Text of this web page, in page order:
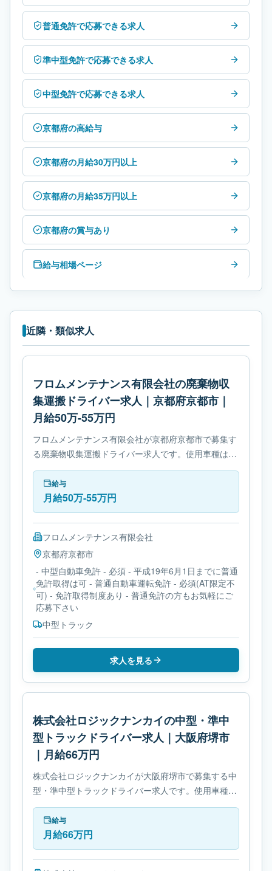
普通免許で応募できる求人
準中型免許で応募できる求人
中型免許で応募できる求人
京都府の高給与
京都府の月給30万円以上
京都府の月給35万円以上
京都府の賞与あり
給与相場ページ
近隣・類似求人
フロムメンテナンス有限会社の廃棄物収
集運搬ドライバー求人｜京都府京都市｜
月給50万-55万円
フロムメンテナンス有限会社が京都府京都市で募集す
る廃棄物収集運搬ドライバー求人です。使用車種は中
型トラックです。勤務時間は- 休憩時間: 60分です。
必要免許は- 中型自動車免許です。
給与
月給50万-55万円
フロムメンテナンス有限会社
京都府京都市
- 中型自動車免許 - 必須 - 平成19年6月1日までに普通
免許取得は可 - 普通自動車運転免許 - 必須(AT限定不
可) - 免許取得制度あり - 普通免許の方もお気軽にご
応募下さい
中型トラック
求人を見る
株式会社ロジックナンカイの中型・準中
型トラックドライバー求人｜大阪府堺市
｜月給66万円
株式会社ロジックナンカイが大阪府堺市で募集する中
型・準中型トラックドライバー求人です。使用車種は
中型トラックです。勤務時間は- 変形労働時間制で
す。必要免許は- 中型自動車免許です。
給与
月給66万円